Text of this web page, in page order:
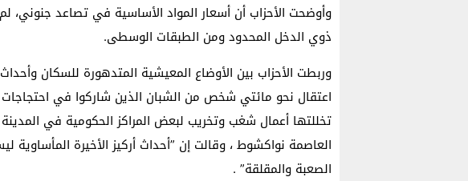
وأوضحت الأحزاب أن أسعار المواد الأساسية في تصاعد جنوني،
ذوي الدخل المحدود ومن الطبقات الوسطى.
وربطت الأحزاب بين الأوضاع المعيشية المتدهورة للسكان
اعتقال نحو مائتي شخص من الشبان الذين شاركوا في احتجاجات
العاصمة نواكشوط ، وقالت إن ”أحداث أركيز الأخيرة المأساوية
الصعبة والمقلقة” .